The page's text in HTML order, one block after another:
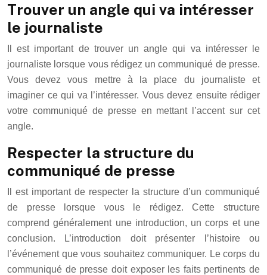
Trouver un angle qui va intéresser
le journaliste
Il est important de trouver un angle qui va intéresser le
journaliste lorsque vous rédigez un communiqué de presse.
Vous devez vous mettre à la place du journaliste et
imaginer ce qui va l’intéresser. Vous devez ensuite rédiger
votre communiqué de presse en mettant l’accent sur cet
angle.
Respecter la structure du
communiqué de presse
Il est important de respecter la structure d’un communiqué
de presse lorsque vous le rédigez. Cette structure
comprend généralement une introduction, un corps et une
conclusion. L’introduction doit présenter l’histoire ou
l’événement que vous souhaitez communiquer. Le corps du
communiqué de presse doit exposer les faits pertinents de